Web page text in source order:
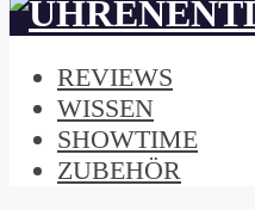
REVIEWS
WISSEN
SHOWTIME
ZUBEHÖR